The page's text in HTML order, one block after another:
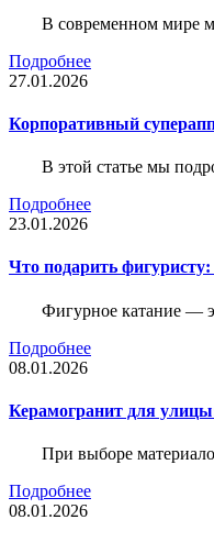
В современном мире
Подробнее
27.01.2026
Корпоративный
В этой статье мы
Подробнее
23.01.2026
Что подарить
Фигурное катание —
Подробнее
08.01.2026
Керамогранит для улицы:
При выборе
Подробнее
08.01.2026